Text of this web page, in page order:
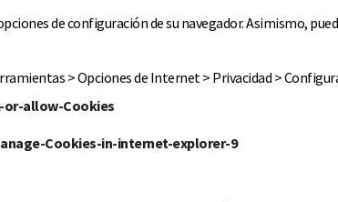
de configuración de su navegador. Asimismo,
> Opciones de Internet > Privacidad >
allow-Cookies
Cookies-in-internet-explorer-9